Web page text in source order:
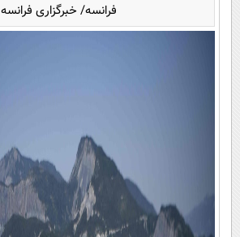
فرانسه/ خبرگزاری فرانسه